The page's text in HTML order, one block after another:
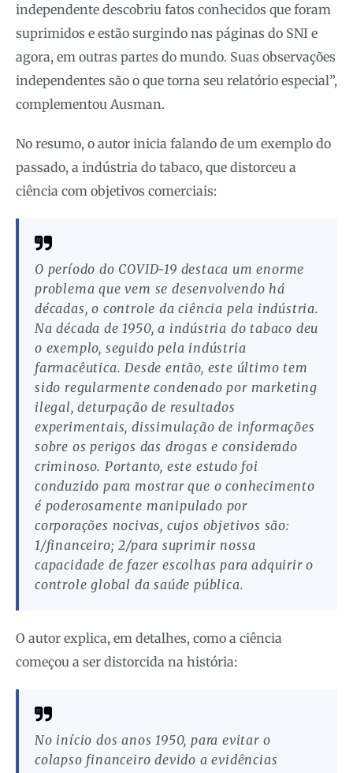
independente descobriu fatos conhecidos que foram
suprimidos e estão surgindo nas páginas do SNI e
agora, em outras partes do mundo. Suas observações
independentes são o que torna seu relatório especial”,
complementou Ausman.
No resumo, o autor inicia falando de um exemplo do
passado, a indústria do tabaco, que distorceu a
ciência com objetivos comerciais:
O período do COVID-19 destaca um enorme
problema que vem se desenvolvendo há
décadas, o controle da ciência pela indústria.
Na década de 1950, a indústria do tabaco deu
o exemplo, seguido pela indústria
farmacêutica. Desde então, este último tem
sido regularmente condenado por marketing
ilegal, deturpação de resultados
experimentais, dissimulação de informações
sobre os perigos das drogas e considerado
criminoso. Portanto, este estudo foi
conduzido para mostrar que o conhecimento
é poderosamente manipulado por
corporações nocivas, cujos objetivos são:
1/financeiro; 2/para suprimir nossa
capacidade de fazer escolhas para adquirir o
controle global da saúde pública.
O autor explica, em detalhes, como a ciência
começou a ser distorcida na história:
No início dos anos 1950, para evitar o
colapso financeiro devido a evidências